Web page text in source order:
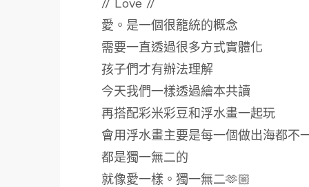
// Love //
愛。是一個很籠統的概念
需要一直透過很多方式實體化
孩子們才有辦法理解
今天我們一樣透過繪本共讀
再搭配彩米彩豆和浮水畫一起玩
會用浮水畫主要是每一個做出海都不
都是獨一無二的
就像愛一樣。獨一無二🫶🏼